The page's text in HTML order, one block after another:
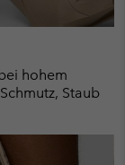
hohem
Staub